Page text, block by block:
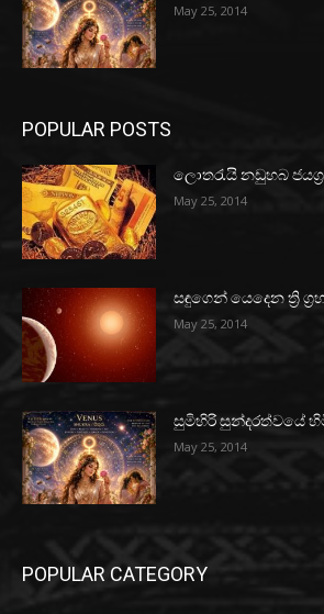
May 25, 2014
POPULAR POSTS
ලොතරැයි නඩුහබ
May 25, 2014
සඳුගෙන් යෙදෙන ත්‍රි
May 25, 2014
සුමිහිරි සුන්දරත්වයේ
May 25, 2014
POPULAR CATEGORY